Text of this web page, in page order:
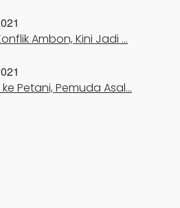
Ambon, Kini Jadi …
Petani, Pemuda Asal…